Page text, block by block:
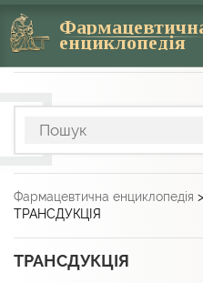
енциклопедія
Фармацевтична енциклопедія >
ТРАНСДУКЦІЯ
ТРАНСДУКЦІЯ